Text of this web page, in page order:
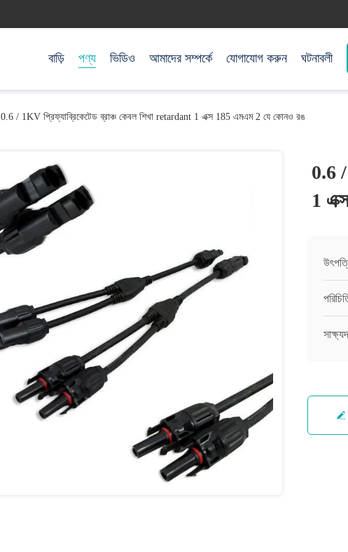
বাড়ি পণ্য ভিডিও আমাদের সম্পর্কে যোগাযোগ করুন ঘটনাবলী
0.6 / 1KV প্রিফ্যাব্রিকেটেড ব্রাঞ্চ কেবল শিখা retardant 1 এক্স 185 এমএম 2 যে কোনও রঙ
0.6 /
1